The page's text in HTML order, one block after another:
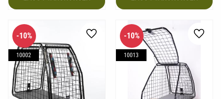
10%
10002
Lägg till i favoriter
10%
10013
Lägg